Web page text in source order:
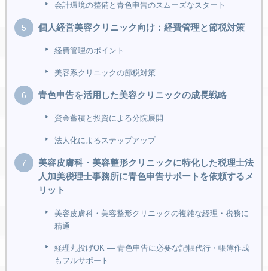
会計環境の整備と青色申告のスムーズなスタート
個人経営美容クリニック向け：経費管理と節税対策
経費管理のポイント
美容系クリニックの節税対策
青色申告を活用した美容クリニックの成長戦略
資金蓄積と投資による分院展開
法人化によるステップアップ
美容皮膚科・美容整形クリニックに特化した税理士法
人加美税理士事務所に青色申告サポートを依頼するメ
リット
美容皮膚科・美容整形クリニックの複雑な経理・税務に
精通
経理丸投げOK ― 青色申告に必要な記帳代行・帳簿作成
もフルサポート